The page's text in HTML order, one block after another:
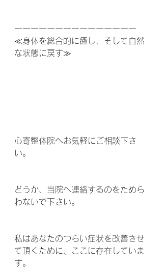
ーーーーーーーーーーーーーーー
≪身体を総合的に癒し、そして自然
な状態に戻す≫
心寄整体院へお気軽にご相談下さ
い。
どうか、当院へ連絡するのをためら
わないで下さい。
私はあなたのつらい症状を改善させ
て頂くために、ここに存在していま
す。